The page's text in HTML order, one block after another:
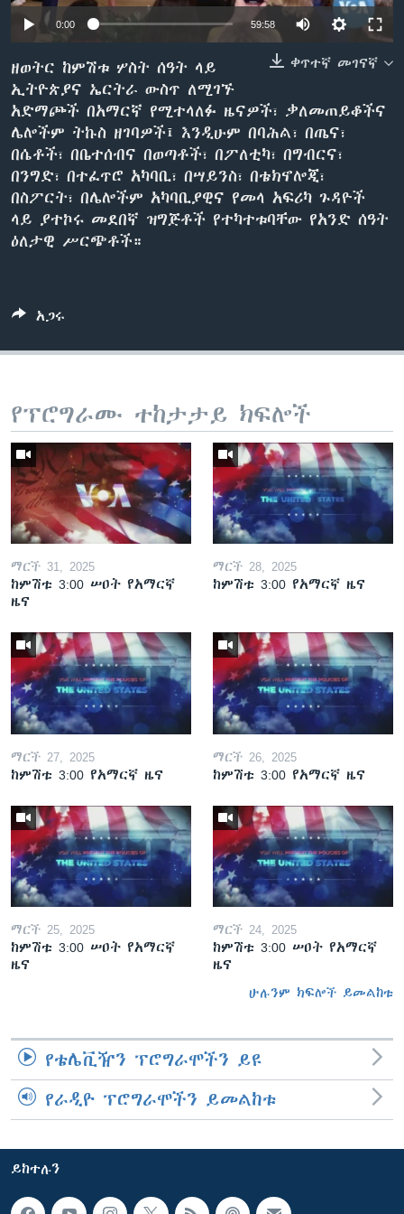
ቋንቋዎች
0:00 59:58
ቀጥተኛ መገናኛ
ዘወትር ከምሽቱ ሦስት ሰዓት ላይ
ኢትዮጵያና ኤርትራ ውስጥ ለሚገኙ
አድማጮች በአማርኛ የሚተላለፉ ዜናዎች፣ ቃለመጠይቆችና
ሌሎችም ትኩስ ዘገባዎች፤ እንዲሁም በባሕል፣ በጤና፣
በሴቶች፣ በቤተሰብና በወጣቶች፣ በፖለቲካ፣ በግብርና፣
በንግድ፣ በተፈጥሮ አካባቢ፣ በሣይንስ፣ በቴክኖሎጂ፣
በስፖርት፣ በሌሎችም አካባቢያዊና የመላ አፍሪካ ጉዳዮች
ላይ ያተኮሩ መደበኛ ዝግጅቶች የተካተቱባቸው የአንድ ሰዓት
ዕለታዊ ሥርጭቶች።
አጋሩ
የፕሮግራሙ ተከታታይ ክፍሎች
ማርች 31, 2025
ከምሽቱ 3:00 ሠዐት የአማርኛ
ዜና
ማርች 28, 2025
ከምሽቱ 3:00 የአማርኛ ዜና
ማርች 27, 2025
ከምሽቱ 3:00 የአማርኛ ዜና
ማርች 26, 2025
ከምሽቱ 3:00 የአማርኛ ዜና
ማርች 25, 2025
ከምሽቱ 3:00 ሠዐት የአማርኛ
ዜና
ማርች 24, 2025
ከምሽቱ 3:00 ሠዐት የአማርኛ
ዜና
ሁሉንም ክፍሎች ይመልከቱ
የቴሌቪዥን ፕሮግራሞችን ይዩ
የራዲዮ ፕሮግራሞችን ይመልከቱ
ይከተሉን